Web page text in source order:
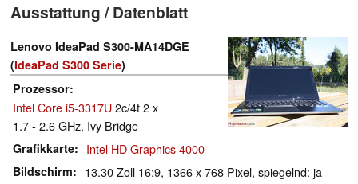
Ausstattung / Datenblatt
Lenovo IdeaPad S300-MA14DGE
(IdeaPad S300 Serie)
Prozessor
Intel Core i5-3317U2c/4t 2 x
1.7 - 2.6 GHz, Ivy Bridge
Grafikkarte Intel HD Graphics 4000
Bildschirm 13.30 Zoll 16:9, 1366 x 768 Pixel, spiegelnd: ja